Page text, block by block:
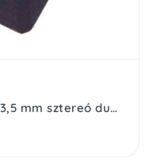
Home AC 16X audió átalakító, 3,5 mm sztereó dugó-2 x 3,5 mm sztereó alj